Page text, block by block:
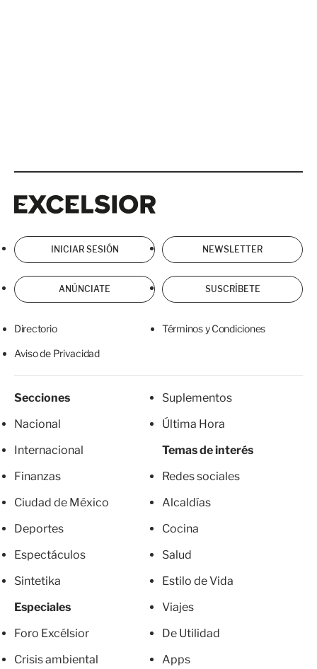
INICIAR SESIÓN NEWSLETTER
ANÚNCIATE SUSCRÍBETE
Directorio Términos y Condiciones
Aviso de Privacidad
Secciones
Nacional
Internacional
Finanzas
Ciudad de México
Deportes
Espectáculos
Sintetika
Especiales
Foro Excélsior
Crisis ambiental
Suplementos
Última Hora
Temas de interés
Redes sociales
Alcaldías
Cocina
Salud
Estilo de Vida
Viajes
De Utilidad
Apps